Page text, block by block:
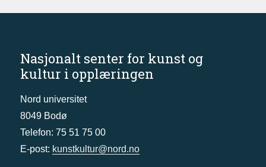
Nasjonalt senter for kunst og
kultur i opplæringen
Nord universitet
8049 Bodø
Telefon: 75 51 75 00
E-post: kunstkultur@nord.no